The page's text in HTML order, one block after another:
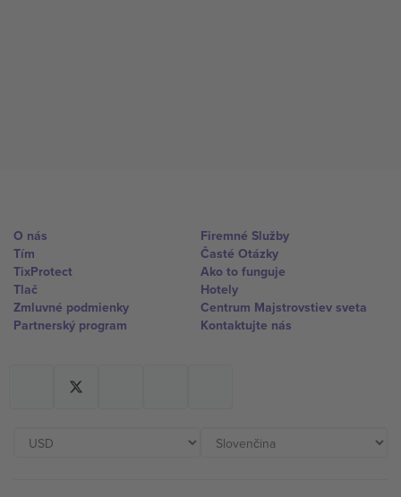
O nás
Tím
TixProtect
Tlač
Zmluvné podmienky
Partnerský program
Firemné Služby
Časté Otázky
Ako to funguje
Hotely
Centrum Majstrovstiev sveta
Kontaktujte nás